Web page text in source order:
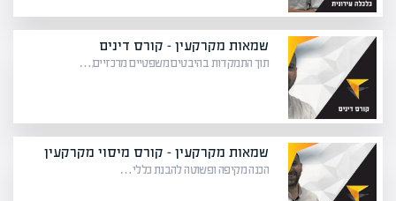
שמאות מקרקעין – קורס דינים
תוך התמקדות בהיבטים משפטיים מרכזיים,…
שמאות מקרקעין – קורס מיסוי מקרקעין
הכנה מקיפה ופשוטה להבנת כללי…